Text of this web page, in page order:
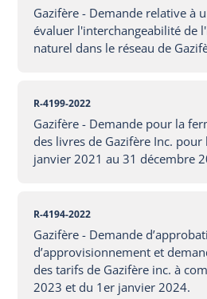
Gazifère - Demande relative à
évaluer l'interchangeabilité de
naturel dans le réseau de
R-4199-2022
Gazifère - Demande pour la
des livres de Gazifère Inc.
janvier 2021 au 31 décembre
R-4194-2022
Gazifère - Demande
d’approvisionnement et
des tarifs de Gazifère inc. à
2023 et du 1er janvier 2024.